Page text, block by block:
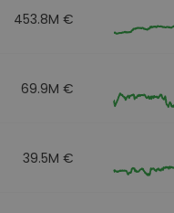
453.8M €
69.9M €
39.5M €